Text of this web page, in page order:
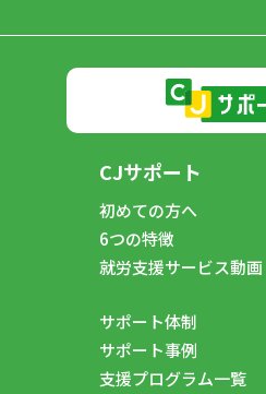
CJサポート
初めての方へ
6つの特徴
就労支援サービス動画
サポート体制
サポート事例
支援プログラム一覧